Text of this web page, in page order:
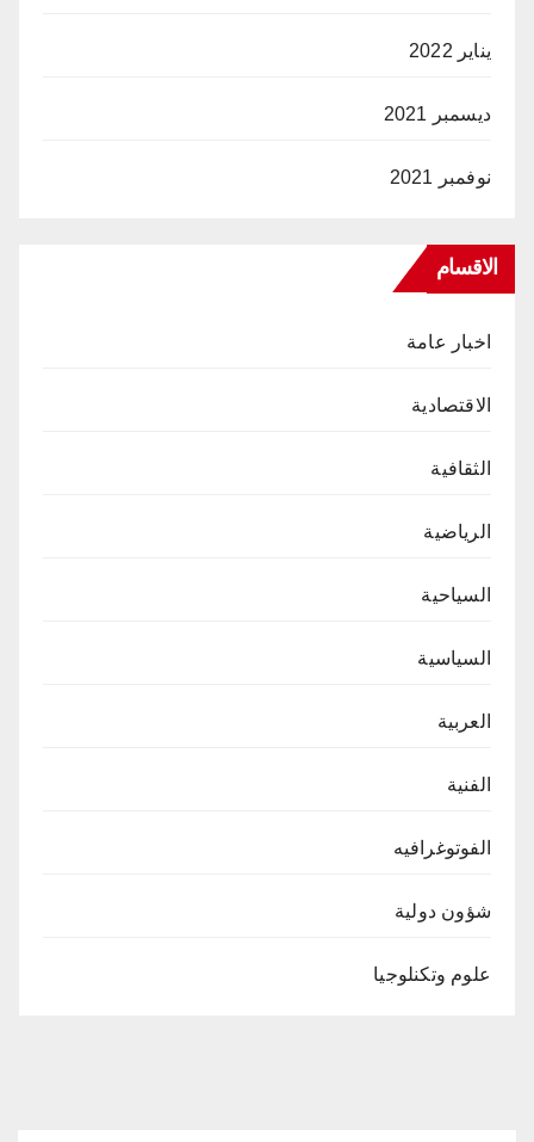
يناير 2022
ديسمبر 2021
نوفمبر 2021
الاقسام
اخبار عامة
الاقتصادية
الثقافية
الرياضية
السياحية
السياسية
العربية
الفنية
الفوتوغرافيه
شؤون دولية
علوم وتكنلوجيا